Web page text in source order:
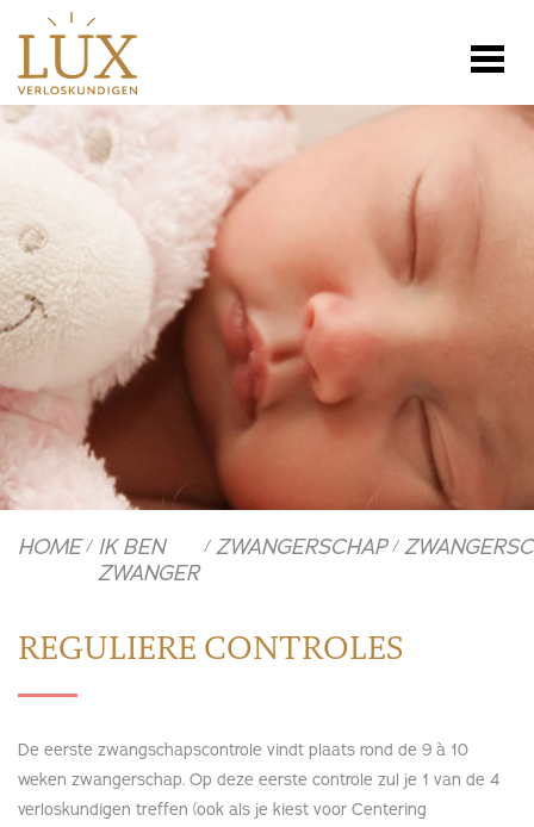
HOME / IK BEN
ZWANGER
/ ZWANGERSCHAP /
REGULIERE CONTROLES
De eerste zwangschapscontrole vindt plaats rond de 9 à 10
weken zwangerschap. Op deze eerste controle zul je 1 van de 4
verloskundigen treffen (ook als je kiest voor Centering